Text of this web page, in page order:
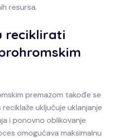
resursa.
reciklirati
premazom takođe se
uključuje uklanjanje
i ponovno oblikovanje
omogućava maksimalnu